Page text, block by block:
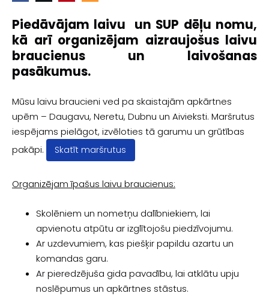
Piedāvājam laivu un SUP dēļu nomu,
kā arī organizējam aizraujošus laivu
braucienus un laivošanas
pasākumus.
Mūsu laivu braucieni ved pa skaistajām apkārtnes
upēm – Daugavu, Neretu, Dubnu un Aivieksti. Maršrutus
iespējams pielāgot, izvēloties tā garumu un grūtības
pakāpi.
Skatīt maršrutus
Organizējam īpašus laivu braucienus:
Skolēniem un nometņu dalībniekiem, lai
apvienotu atpūtu ar izglītojošu piedzīvojumu.
Ar uzdevumiem, kas piešķir papildu azartu un
komandas garu.
Ar pieredzējuša gida pavadību, lai atklātu upju
noslēpumus un apkārtnes stāstus.